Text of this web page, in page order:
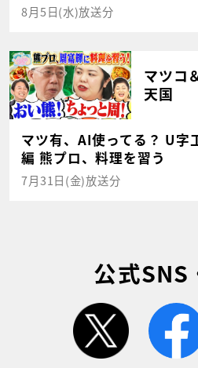
8月5日(水)放送分
マツコ
天国
マツ有、AI使ってる？ U字
編 熊プロ、料理を習う
7月31日(金)放送分
公式SNS
twitter